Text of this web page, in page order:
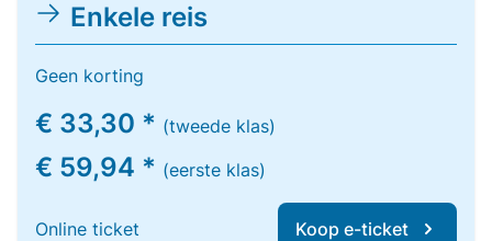
Enkele reis
Geen korting
€ 33,30 * (tweede klas)
€ 59,94 * (eerste klas)
Online ticket Koop e-ticket